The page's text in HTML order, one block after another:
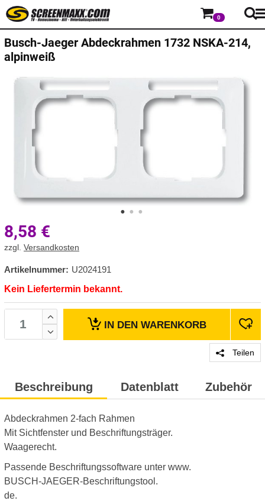
0
Busch-Jaeger Abdeckrahmen 1732 NSKA-214,
alpinweiß
8,58 €
zzgl. Versandkosten
Artikelnummer: U2024191
Kein Liefertermin bekannt.
IN DEN WARENKORB
Teilen
Beschreibung Datenblatt Zubehör
Abdeckrahmen 2-fach Rahmen
Mit Sichtfenster und Beschriftungsträger.
Waagerecht.
Passende Beschriftungssoftware unter www.
BUSCH-JAEGER-Beschriftungstool.
de.